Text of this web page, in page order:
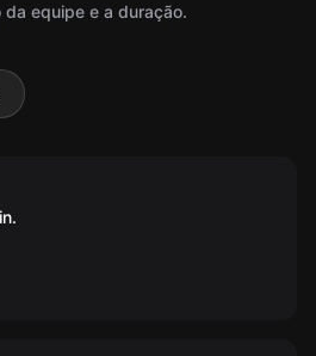
equipe e a duração.
Lima